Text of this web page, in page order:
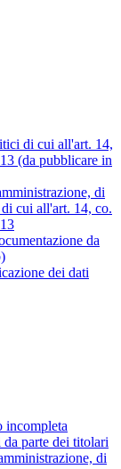
di cui all'art. 14,
(da pubblicare in
di
cui all'art. 14, co.
da
dei dati
incompleta
parte dei titolari
di